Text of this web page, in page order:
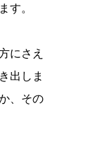
す。
にさえ
出しま
、その